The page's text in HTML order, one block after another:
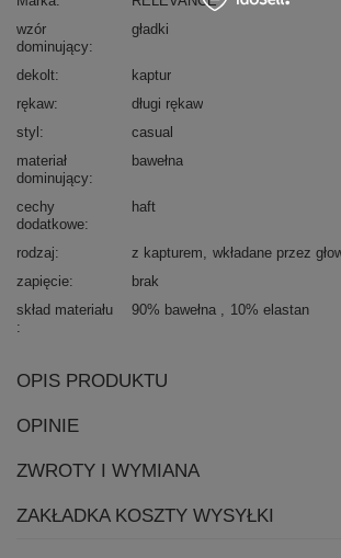
wzór
dominujący
gładki
dekolt
kaptur
rękaw
długi rękaw
styl
casual
materiał
dominujący
bawełna
cechy
dodatkowe
haft
rodzaj z kapturem
wkładane przez
zapięcie
brak
skład materiału
90% bawełna 10% elastan
OPIS PRODUKTU
OPINIE
ZWROTY I WYMIANA
ZAKŁADKA KOSZTY WYSYŁKI